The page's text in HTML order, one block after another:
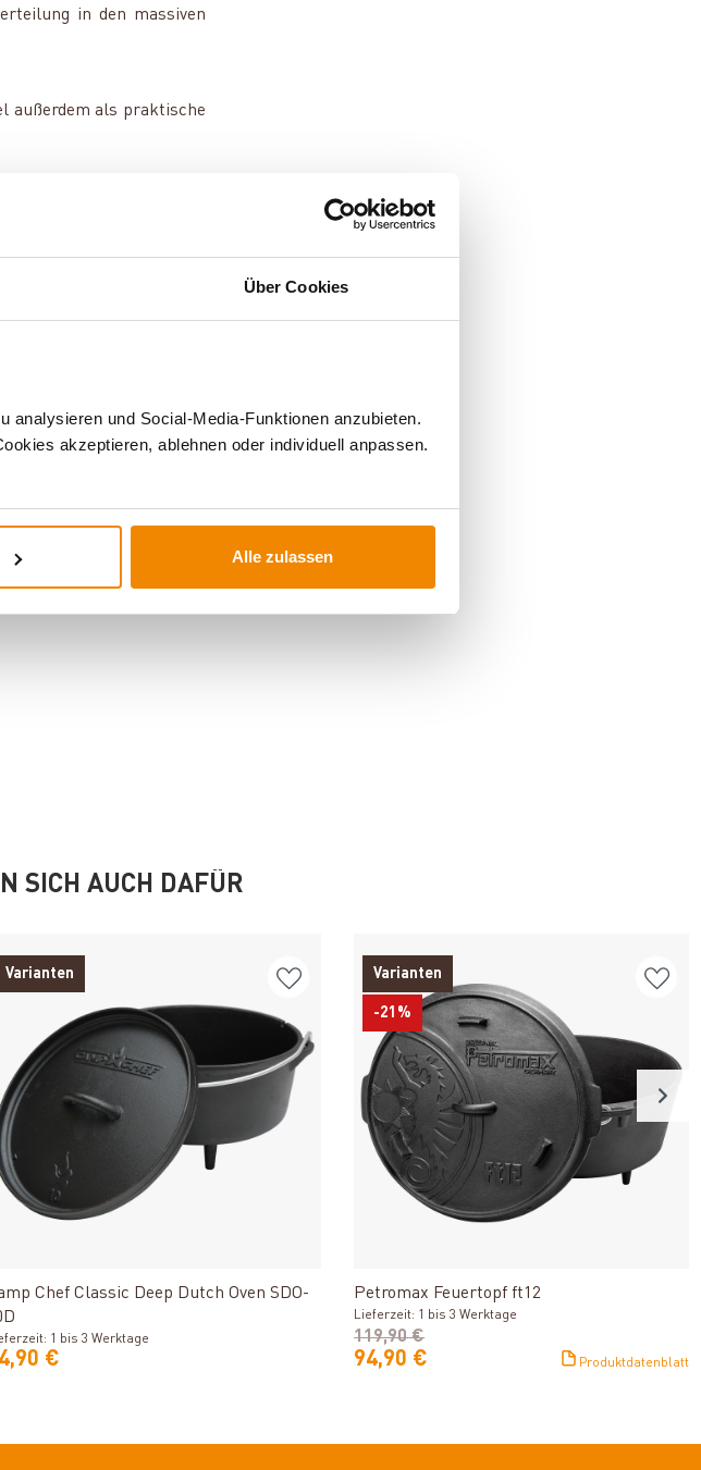
Über Cookies
und Social-Media-Funktionen anzubieten.
akzeptieren, ablehnen oder individuell anpassen.
Alle zulassen
in den massiven
außerdem als praktische
Einbrennen vor der
die Speisen bei der
zu, wo du unter freiem
klassisch über dem
SICH AUCH DAFÜR
Varianten
Chef Classic Deep Dutch Oven SDO-
1 bis 3 Werktage
€
Varianten
-21%
Petromax Feuertopf ft12
Lieferzeit: 1 bis 3 Werktage
94,90 €
119,90 €
Produktdatenblatt